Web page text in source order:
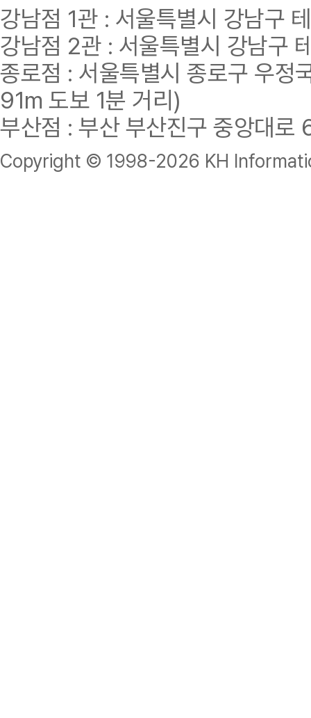
강남점 1관 : 서울특별시 강남구
강남점 2관 : 서울특별시 강남구
종로점 : 서울특별시 종로구 우
91m 도보 1분 거리)
부산점 : 부산 부산진구 중앙대
Copyright © 1998-2026 KH